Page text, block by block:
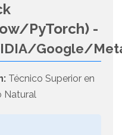
PyTorch) -
Google/
Técnico Superior en
Natural